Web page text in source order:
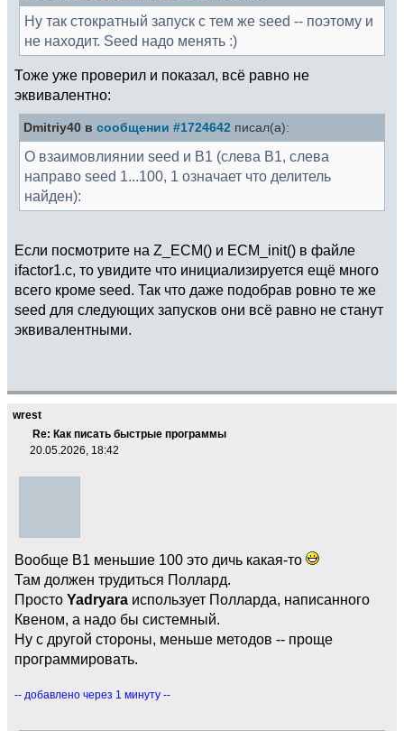
Ну так стократный запуск с тем же seed -- поэтому и
не находит. Seed надо менять :)
Тоже уже проверил и показал, всё равно не
эквивалентно:
Dmitriy40 в сообщении #1724642 писал(а):
О взаимовлиянии seed и B1 (слева B1, слева
направо seed 1...100, 1 означает что делитель
найден):
Если посмотрите на Z_ECM() и ECM_init() в файле
ifactor1.c, то увидите что инициализируется ещё много
всего кроме seed. Так что даже подобрав ровно те же
seed для следующих запусков они всё равно не станут
эквивалентными.
wrest
Re: Как писать быстрые программы
20.05.2026, 18:42
Вообще B1 меньшие 100 это дичь какая-то
Там должен трудиться Поллард.
Просто Yadryara использует Полларда, написанного
Квеном, а надо бы системный.
Ну с другой стороны, меньше методов -- проще
программировать.
-- добавлено через 1 минуту --